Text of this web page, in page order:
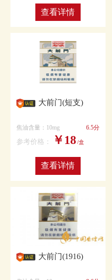
查看详情
大前门(短支)
焦油含量：10mg 6.5分
参考价格： ￥18/盒
查看详情
大前门(1916)